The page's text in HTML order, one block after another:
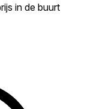
in de buurt